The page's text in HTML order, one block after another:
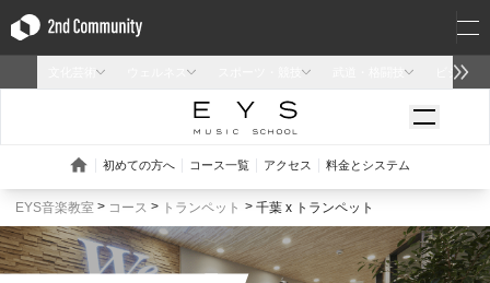
EYS音楽教室 コース トランペット 千葉 x トランペット